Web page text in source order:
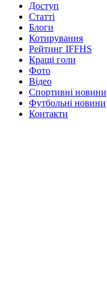
Доступ
Статті
Блоги
Котирування
Рейтинг IFFHS
Кращі голи
Фото
Відео
Спортивні новини
Футбольні новини
Контакти